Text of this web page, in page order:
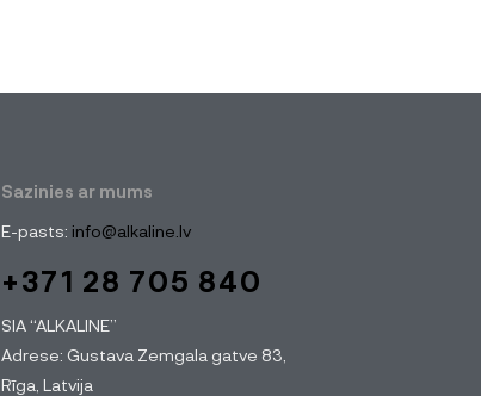
Sazinies ar mums
E-pasts: info@alkaline.lv
+371 28 705 840
SIA “ALKALINE”
Adrese: Gustava Zemgala gatve 83,
Rīga, Latvija